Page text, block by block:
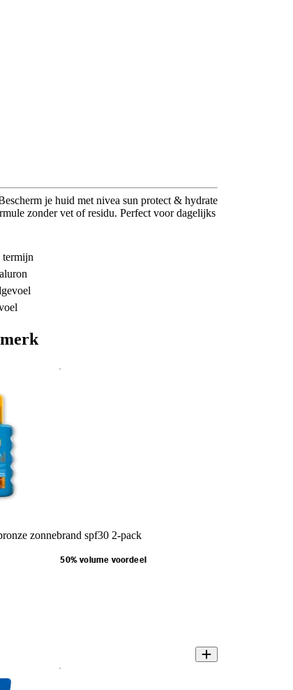
je huid met nivea sun protect & hydrate
zonder vet of residu. Perfect voor dagelijks
termijn
zonnebrand spf30 2-pack
50% volume voordeel